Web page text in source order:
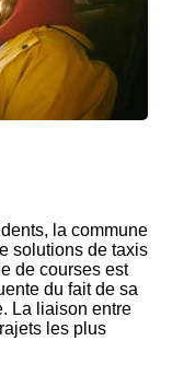
la commune
solutions de taxis
de courses est
du fait de sa
La liaison entre
les plus